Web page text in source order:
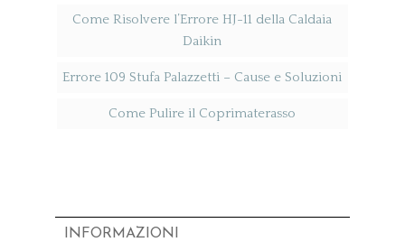
Come Risolvere l’Errore HJ-11 della Caldaia
Daikin
Errore 109 Stufa Palazzetti​ – Cause e Soluzioni
Come Pulire il Coprimaterasso
INFORMAZIONI